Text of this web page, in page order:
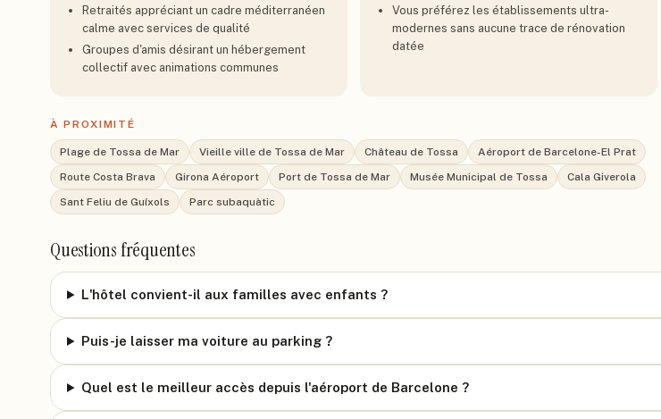
Retraités appréciant un cadre méditerranéen
calme avec services de qualité
Groupes d'amis désirant un hébergement
collectif avec animations communes
Vous préférez les établissements ultra-
modernes sans aucune trace de rénovation
datée
À PROXIMITÉ
Plage de Tossa de Mar Vieille ville de Tossa de Mar Château de Tossa
Aéroport de Barcelone-El Prat
Route Costa Brava
Girona Aéroport Port de Tossa de Mar Musée Municipal de Tossa
Cala Giverola
Sant Feliu de Guíxols
Parc subaquàtic
Questions fréquentes
L'hôtel convient-il aux familles avec enfants ?
Puis-je laisser ma voiture au parking ?
Quel est le meilleur accès depuis l'aéroport de Barcelone ?